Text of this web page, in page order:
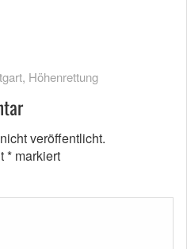
, Höhenrettung
veröffentlicht.
* markiert